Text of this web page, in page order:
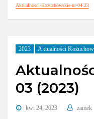
Aktualnosci-Kozuchowskie-nr-04.23
2023 Aktualności
03 (2023)
kwi 24, 2023 zamek